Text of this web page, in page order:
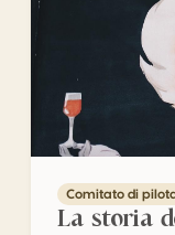
Comitato di
La storia